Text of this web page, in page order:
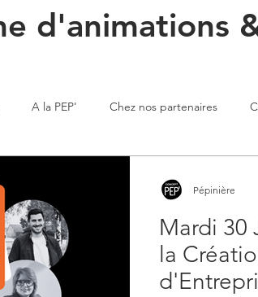
d'animations
A la PEP' Chez nos partenaires
Mardi 30
la
Pépinière